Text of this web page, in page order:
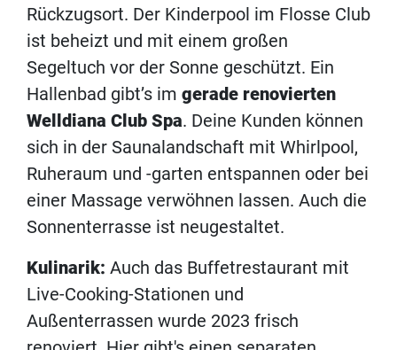
Rückzugsort. Der Kinderpool im Flosse Club
ist beheizt und mit einem großen
Segeltuch vor der Sonne geschützt. Ein
Hallenbad gibt’s im gerade renovierten
Welldiana Club Spa. Deine Kunden können
sich in der Saunalandschaft mit Whirlpool,
Ruheraum und -garten entspannen oder bei
einer Massage verwöhnen lassen. Auch die
Sonnenterrasse ist neugestaltet.
Kulinarik: Auch das Buffetrestaurant mit
Live-Cooking-Stationen und
Außenterrassen wurde 2023 frisch